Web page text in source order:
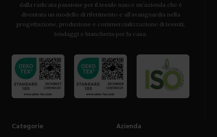
dalla radicata passione per il tessile nasce un’azienda che è
diventata un modello di riferimento e all’avanguardia nella
progettazione, produzione e commercializzazione di tessuti,
tendaggi e biancheria per la casa.
Categorie Azienda